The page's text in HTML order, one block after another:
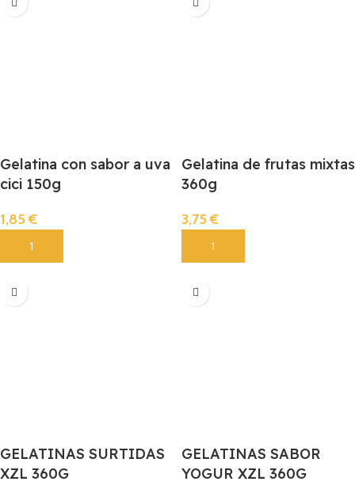
Gelatina con sabor a uva
cici 150g
1,85€
Añadir
Gelatina de frutas mixtas
360g
3,75€
Añadir
GELATINAS SURTIDAS
XZL 360G
GELATINAS SABOR
YOGUR XZL 360G